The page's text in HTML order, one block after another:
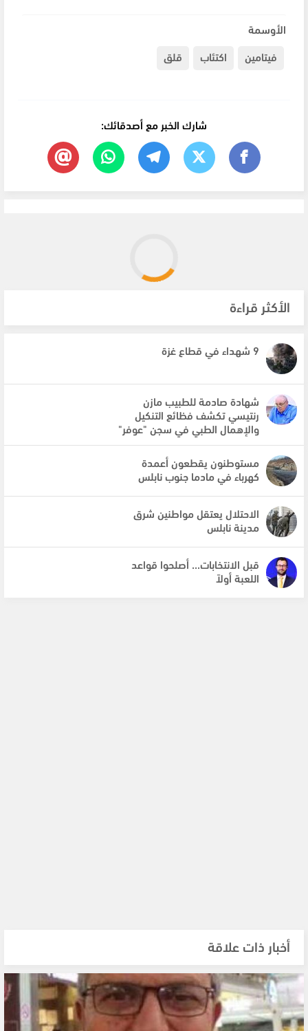
الأوسمة
فيتامين
اكتئاب قلق
شارك الخبر مع أصدقائك:
الأكثر قراءة
9 شهداء في قطاع غزة
شهادة صادمة للطبيب مازن
رنتيسي تكشف فظائع التنكيل
والإهمال الطبي في سجن "عوفر"
مستوطنون يقطعون أعمدة
كهرباء في مادما جنوب نابلس
الاحتلال يعتقل مواطنين شرق
مدينة نابلس
قبل الانتخابات... أصلحوا قواعد
اللعبة أولاً
أخبار ذات علاقة